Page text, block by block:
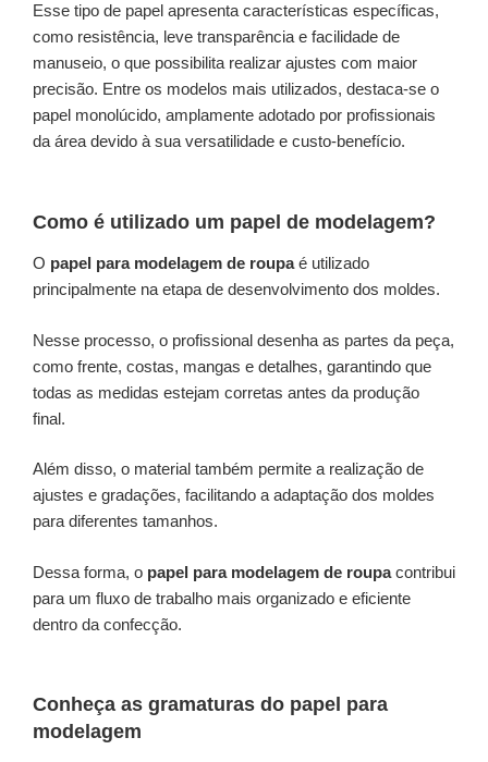
Esse tipo de papel apresenta características específicas,
como resistência, leve transparência e facilidade de
manuseio, o que possibilita realizar ajustes com maior
precisão. Entre os modelos mais utilizados, destaca-se o
papel monolúcido, amplamente adotado por profissionais
da área devido à sua versatilidade e custo-benefício.
Como é utilizado um papel de modelagem?
O papel para modelagem de roupaé utilizado
principalmente na etapa de desenvolvimento dos moldes.
Nesse processo, o profissional desenha as partes da peça,
como frente, costas, mangas e detalhes, garantindo que
todas as medidas estejam corretas antes da produção
final.
Além disso, o material também permite a realização de
ajustes e gradações, facilitando a adaptação dos moldes
para diferentes tamanhos.
Dessa forma, o papel para modelagem de roupacontribui
para um fluxo de trabalho mais organizado e eficiente
dentro da confecção.
Conheça as gramaturas do papel para
modelagem